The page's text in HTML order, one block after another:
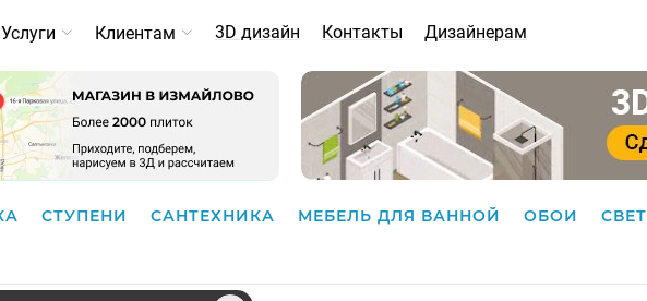
Услуги Клиентам 3D дизайн Контакты Дизайнерам
СТУПЕНИ САНТЕХНИКА МЕБЕЛЬ ДЛЯ ВАННОЙ ОБОИ